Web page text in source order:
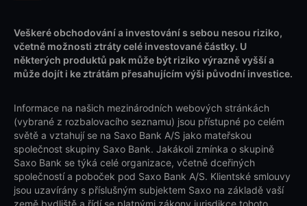
Veškeré obchodování a investování s sebou nesou riziko,
včetně možnosti ztráty celé investované částky. U
některých produktů pak může být riziko výrazně vyšší a
může dojít i ke ztrátám přesahujícím výši původní investice.
Informace na našich mezinárodních webových stránkách
(vybrané z rozbalovacího seznamu) jsou přístupné po celém
světě a vztahují se na Saxo Bank A/S jako mateřskou
společnost skupiny Saxo Bank. Jakákoli zmínka o skupině
Saxo Bank se týká celé organizace, včetně dceřiných
společností a poboček pod Saxo Bank A/S. Klientské smlouvy
jsou uzavírány s příslušným subjektem Saxo na základě vaší